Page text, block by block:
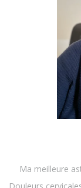
Ma meilleure